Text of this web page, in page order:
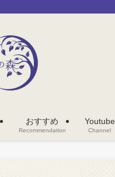
おすすめ
Recommendation
Youtube
Channel